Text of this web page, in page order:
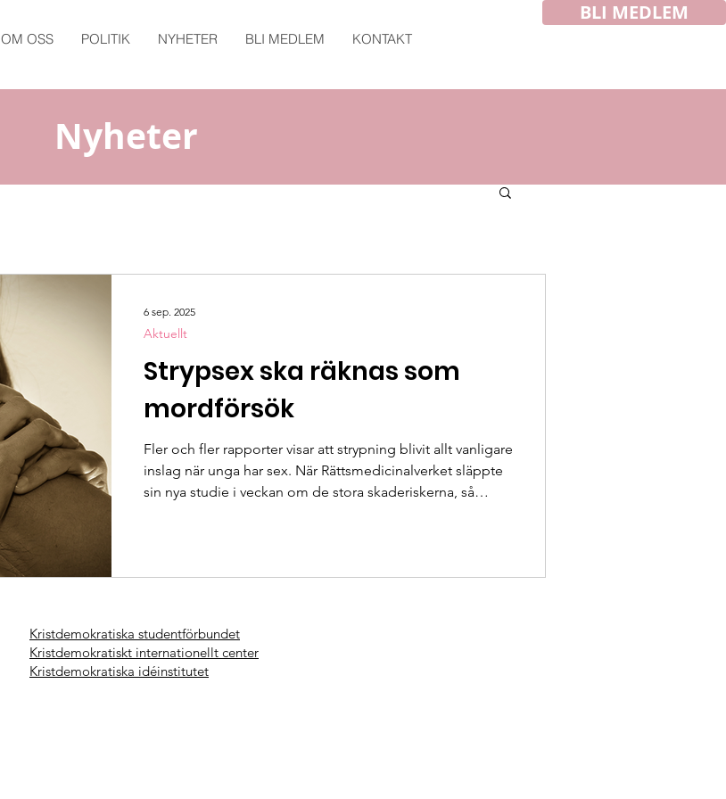
BLI MEDLEM
OM OSS POLITIK NYHETER BLI MEDLEM KONTAKT
Nyheter
Strypsex ska räknas som
mordförsök
Fler och fler rapporter visar att strypning blivit allt vanligare
inslag när unga har sex. När Rättsmedicinalverket släppte
sin nya studie i veckan om de stora skaderiskerna, så
för detta men enligt Eva Rudd, rättsläkare på
Aktuellt
6 sep. 2025
Kristdemokratiska studentförbundet
Kristdemokratiskt internationellt center
Kristdemokratiska idéinstitutet